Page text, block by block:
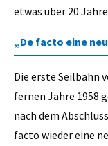
etwas über 20
„De facto eine
Die erste Seilbahn
fernen Jahre 1958
nach dem
facto wieder eine